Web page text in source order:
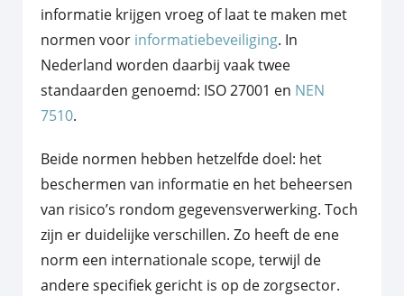
informatie krijgen vroeg of laat te maken met
normen voor informatiebeveiliging. In
Nederland worden daarbij vaak twee
standaarden genoemd: ISO 27001 en NEN
7510.
Beide normen hebben hetzelfde doel: het
beschermen van informatie en het beheersen
van risico’s rondom gegevensverwerking. Toch
zijn er duidelijke verschillen. Zo heeft de ene
norm een internationale scope, terwijl de
andere specifiek gericht is op de zorgsector.